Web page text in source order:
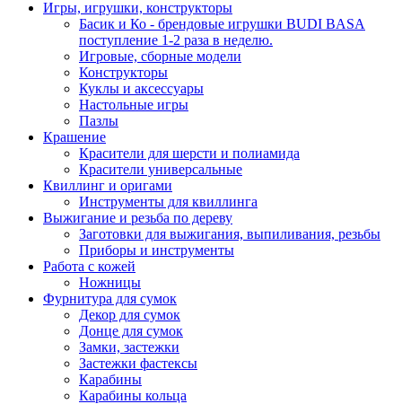
Игры, игрушки, конструкторы
Басик и Ко - брендовые игрушки BUDI BASA
поступление 1-2 раза в неделю.
Игровые, сборные модели
Конструкторы
Куклы и аксессуары
Настольные игры
Пазлы
Крашение
Красители для шерсти и полиамида
Красители универсальные
Квиллинг и оригами
Инструменты для квиллинга
Выжигание и резьба по дереву
Заготовки для выжигания, выпиливания, резьбы
Приборы и инструменты
Работа с кожей
Ножницы
Фурнитура для сумок
Декор для сумок
Донце для сумок
Замки, застежки
Застежки фастексы
Карабины
Карабины кольца